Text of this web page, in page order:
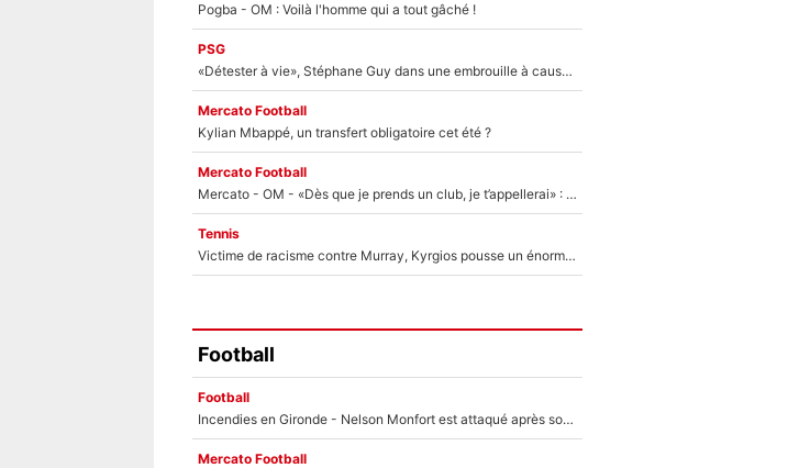
Pogba - OM : Voilà l'homme qui a tout gâché !
PSG
«Détester à vie», Stéphane Guy dans une embrouille à cause du PSG !
Mercato Football
Kylian Mbappé, un transfert obligatoire cet été ?
Mercato Football
Mercato - OM - «Dès que je prends un club, je t’appellerai» : La promesse de Marcelino au moment de claquer la porte
Tennis
Victime de racisme contre Murray, Kyrgios pousse un énorme coup de gueule !
Football
Football
Incendies en Gironde - Nelson Monfort est attaqué après son dérapage sur CNews : «Et lui, il prend combien pour parler dans un studio climatisé?»
Mercato Football